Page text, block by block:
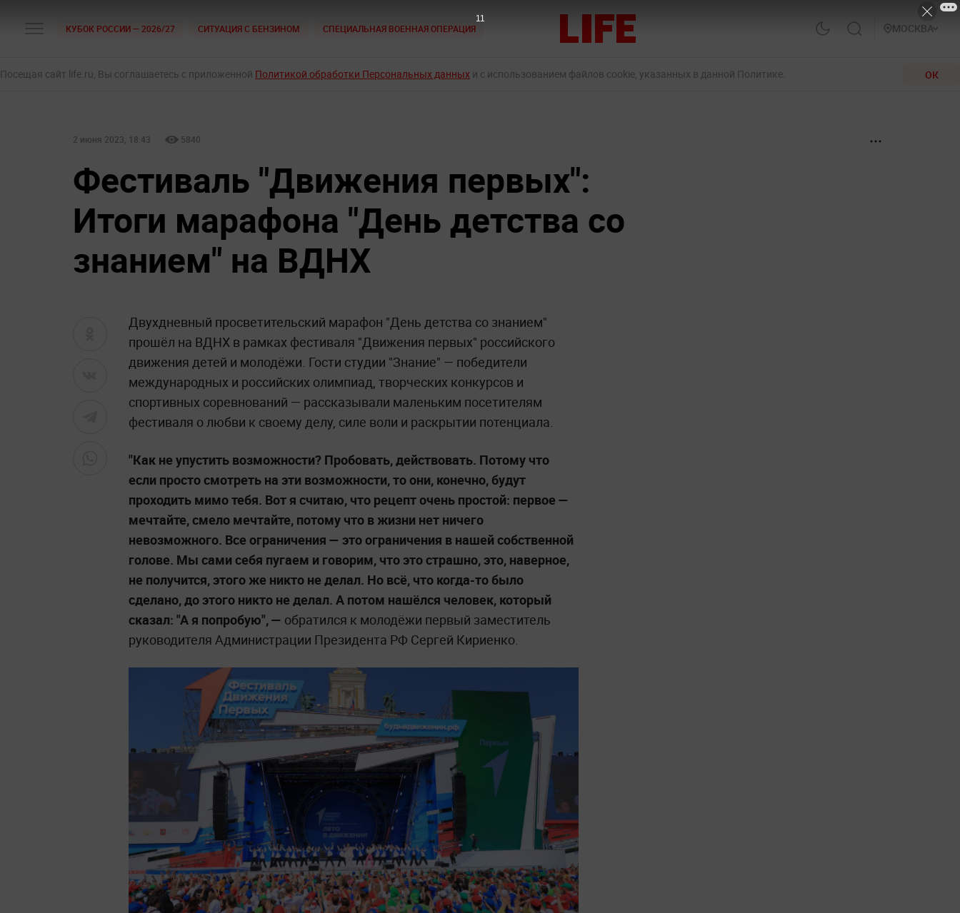
КУБОК РОССИИ — 2026/27 СИТУАЦИЯ С БЕНЗИНОМ СПЕЦИАЛЬНАЯ ВОЕННАЯ ОПЕРАЦИЯ МОСКВА
Посещая сайт life.ru, Вы соглашаетесь с приложенной Политикой обработки Персональных данных и с использованием файлов cookie, указанных в данной Политике. ОК
2 июня 2023, 18:43 5840
Фестиваль "Движения первых":
Итоги марафона "День детства со
знанием" на ВДНХ
Двухдневный просветительский марафон "День детства со знанием"
прошёл на ВДНХ в рамках фестиваля "Движения первых" российского
движения детей и молодёжи. Гости студии "Знание" — победители
международных и российских олимпиад, творческих конкурсов и
спортивных соревнований — рассказывали маленьким посетителям
фестиваля о любви к своему делу, силе воли и раскрытии потенциала.
"Как не упустить возможности? Пробовать, действовать. Потому что
если просто смотреть на эти возможности, то они, конечно, будут
проходить мимо тебя. Вот я считаю, что рецепт очень простой: первое —
мечтайте, смело мечтайте, потому что в жизни нет ничего
невозможного. Все ограничения — это ограничения в нашей собственной
голове. Мы сами себя пугаем и говорим, что это страшно, это, наверное,
не получится, этого же никто не делал. Но всё, что когда-то было
сделано, до этого никто не делал. А потом нашёлся человек, который
сказал: "А я попробую", — обратился к молодёжи первый заместитель
руководителя Администрации Президента РФ Сергей Кириенко.
10